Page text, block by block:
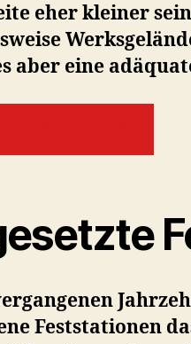
eher kleiner
aber eine
Feststationen